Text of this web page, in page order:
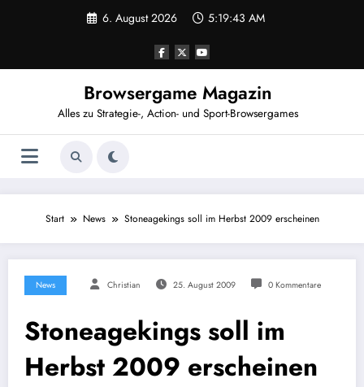
6. August 2026 5:19:44 AM
Browsergame Magazin
Alles zu Strategie-, Action- und Sport-Browsergames
Start News Stoneagekings soll im Herbst 2009 erscheinen
News Christian 25. August 2009 0 Kommentare
Stoneagekings soll im
Herbst 2009 erscheinen